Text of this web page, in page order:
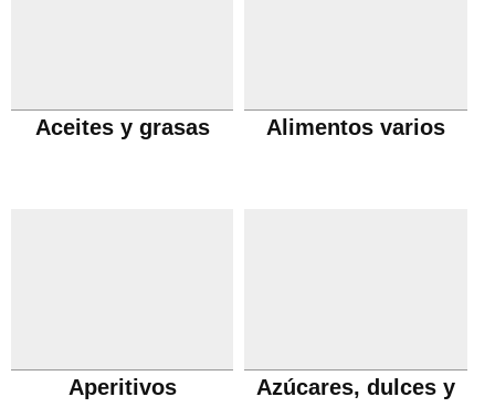
Aceites y grasas Alimentos varios
Aperitivos
Azúcares, dulces y